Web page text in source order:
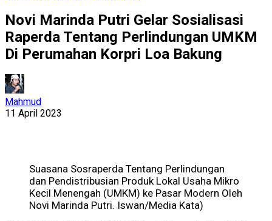
Novi Marinda Putri Gelar Sosialisasi
Raperda Tentang Perlindungan UMKM
Di Perumahan Korpri Loa Bakung
Mahmud
11 April 2023
Suasana Sosraperda Tentang Perlindungan
dan Pendistribusian Produk Lokal Usaha Mikro
Kecil Menengah (UMKM) ke Pasar Modern Oleh
Novi Marinda Putri. Iswan/Media Kata)